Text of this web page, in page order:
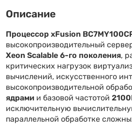
Описание
Процессор xFusion
высокопроизводительный
Xeon Scalable 6-го поколения,
критических нагрузок
вычислений, искусственного
высокопроизводительной
ядрами и базовой частотой
исключительную
параллельной обработке